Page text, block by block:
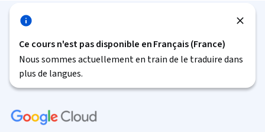
Ce cours n'est pas disponible en Français (France)
Nous sommes actuellement en train de le traduire dans
plus de langues.